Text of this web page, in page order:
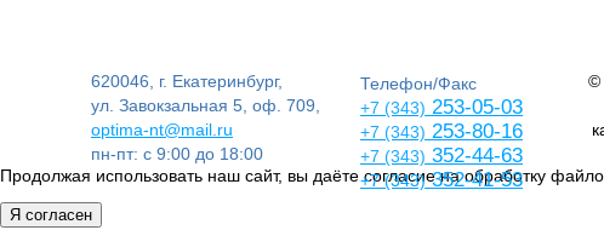
620046, г. Екатеринбург,
ул. Завокзальная 5, оф. 709,
optima-nt@mail.ru
пн-пт: с 9:00 до 18:00
Телефон/Факс
+7 (343) 253-05-03
+7 (343) 253-80-16
+7 (343) 352-44-63
+7 (343)352-41-53
©
Продолжая использовать наш сайт, вы даёте согласие на обработку
Я согласен